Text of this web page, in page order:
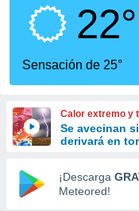
que se
calidad.
a este
las
y
forma
digital
basada
22°
Sensación de 25°
Calor extremo y
Se avecinan
derivará en
¡Descarga
Meteored!